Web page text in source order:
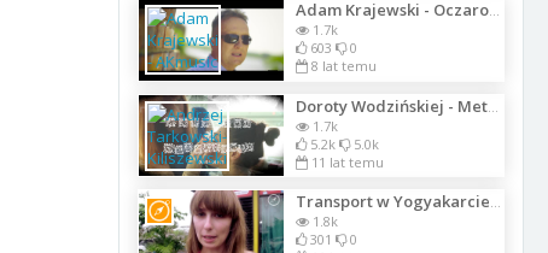
Adam Krajewski - Oczarowałaś Mnie (Official Video Clip) 2016
1.7k
603
0
8 lat temu
1.7k
5.2k
5.0k
11 lat temu
Transport w Yogyakarcie - Autobusy Trans Jogja
1.8k
301
0